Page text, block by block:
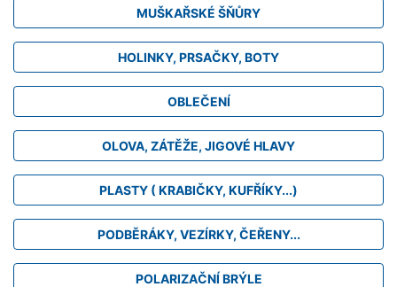
MUŠKAŘSKÉ ŠŇŮRY
HOLINKY, PRSAČKY, BOTY
OBLEČENÍ
OLOVA, ZÁTĚŽE, JIGOVÉ HLAVY
PLASTY ( KRABIČKY, KUFŘÍKY...)
PODBĚRÁKY, VEZÍRKY, ČEŘENY...
POLARIZAČNÍ BRÝLE